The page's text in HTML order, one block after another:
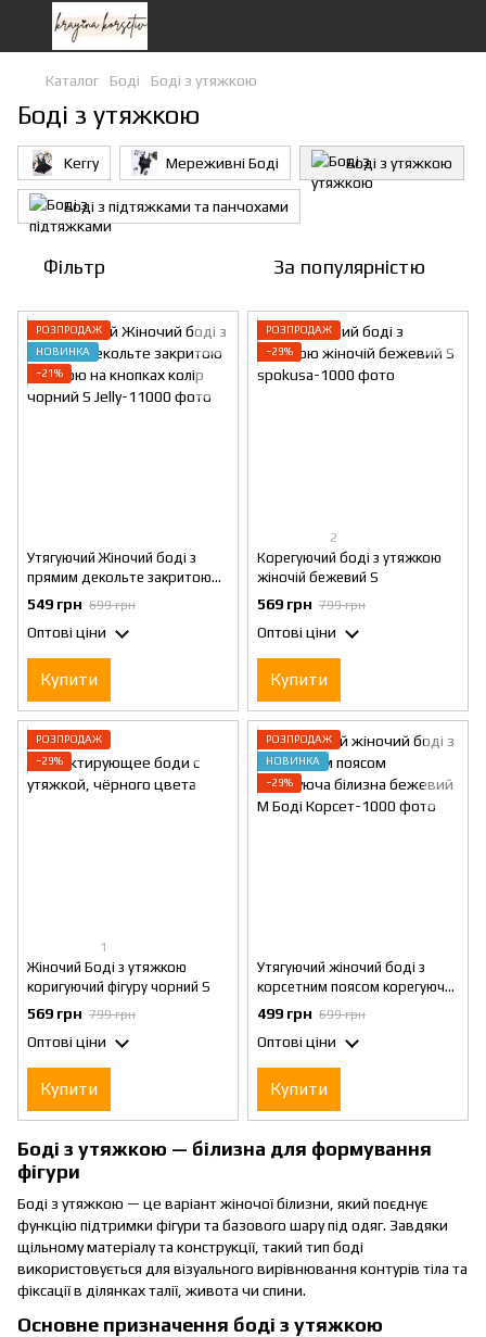
Каталог Боді Боді з утяжкою
Боді з утяжкою
Kerry Мереживні Боді Боді з утяжкою
Боді з підтяжками та панчохами
Фільтр За популярністю
РОЗПРОДАЖ
НОВИНКА
−21%
Утягуючий Жіночий боді з
прямим декольте закритою
спинкою на кнопках колір
чорний S
549 грн 699 грн
Оптові ціни
Купити
РОЗПРОДАЖ
−29%
2
Корегуючий боді з утяжкою
жіночій бежевий S
569 грн 799 грн
Оптові ціни
Купити
РОЗПРОДАЖ
−29%
1
Жіночий Боді з утяжкою
коригуючий фігуру чорний S
569 грн 799 грн
Оптові ціни
Купити
РОЗПРОДАЖ
НОВИНКА
−29%
Утягуючий жіночий боді з
корсетним поясом корегуюча
білизна бежевий M
499 грн 699 грн
Оптові ціни
Купити
Боді з утяжкою — білизна для формування
фігури
Боді з утяжкою — це варіант жіночої білизни, який поєднує
функцію підтримки фігури та базового шару під одяг. Завдяки
щільному матеріалу та конструкції, такий тип боді
використовується для візуального вирівнювання контурів тіла та
фіксації в ділянках талії, живота чи спини.
Основне призначення боді з утяжкою